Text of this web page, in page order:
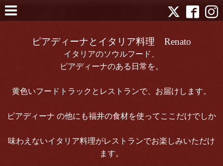
ピアディーナとイタリア料理 Renato
イタリアのソウルフード、
ピアディーナのある日常を。
黄色いフードトラックとレストランで、お届けします。
ピアディーナ の他にも福井の食材を使ってここだけでしか
味わえないイタリア料理がレストランでお楽しみいただけ
ます。